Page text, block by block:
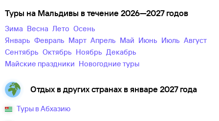
Туры на Мальдивы в течение 2026—2027 годов
зима весна лето
осень
Январь
Февраль Март Апрель Май Июнь Июль
Август
Сентябрь
Октябрь Ноябрь
Декабрь
майские праздники
новогодние туры
Отдых в других странах в январе 2027 года
Туры в Абхазию